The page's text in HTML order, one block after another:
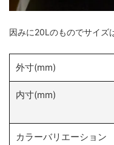
因みに20Lのものでサイズ
外寸(mm)
内寸(mm)
カラーバリエーション